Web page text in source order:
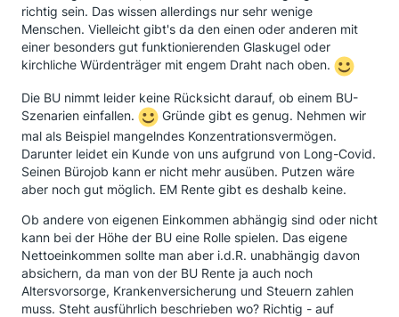
richtig sein. Das wissen allerdings nur sehr wenige
Menschen. Vielleicht gibt's da den einen oder anderen mit
einer besonders gut funktionierenden Glaskugel oder
kirchliche Würdenträger mit engem Draht nach oben.
Die BU nimmt leider keine Rücksicht darauf, ob einem BU-
Szenarien einfallen.
Gründe gibt es genug. Nehmen wir
mal als Beispiel mangelndes Konzentrationsvermögen.
Darunter leidet ein Kunde von uns aufgrund von Long-Covid.
Seinen Bürojob kann er nicht mehr ausüben. Putzen wäre
aber noch gut möglich. EM Rente gibt es deshalb keine.
Ob andere von eigenen Einkommen abhängig sind oder nicht
kann bei der Höhe der BU eine Rolle spielen. Das eigene
Nettoeinkommen sollte man aber i.d.R. unabhängig davon
absichern, da man von der BU Rente ja auch noch
Altersvorsorge, Krankenversicherung und Steuern zahlen
muss. Steht ausführlich beschrieben wo? Richtig - auf